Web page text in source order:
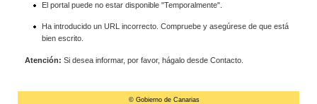
El portal puede no estar disponible "Temporalmente".
Ha introducido un URL incorrecto. Compruebe y asegúrese de que está
bien escrito.
Atención: Si desea informar, por favor, hágalo desde Contacto.
© Gobierno de Canarias